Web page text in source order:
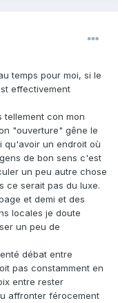
temps pour moi, si le
effectivement
tellement con mon
"ouverture" gêne le
qu'avoir un endroit où
de bon sens c'est
un peu autre chose
ce serait pas du luxe.
et demi et des
locales je doute
un peu de
débat entre
pas constamment en
entre rester
affronter férocement